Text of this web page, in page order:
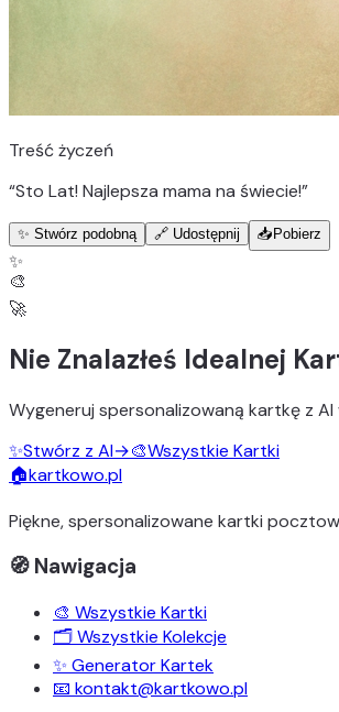
Treść życzeń
“Sto Lat! Najlepsza mama na świecie!”
✨ Stwórz podobną 🔗 Udostępnij 📥 Pobierz
✨
🎨
🚀
Nie Znalazłeś Idealnej
Wygeneruj spersonalizowaną kartkę z AI
✨Stwórz z AI→🎨Wszystkie Kartki
🏠kartkowo.pl
Piękne, spersonalizowane kartki
🧭 Nawigacja
🎨 Wszystkie Kartki
🗂️ Wszystkie Kolekcje
✨ Generator Kartek
📧 kontakt@kartkowo.pl